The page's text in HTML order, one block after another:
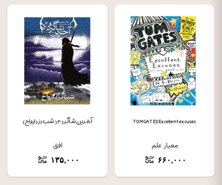
TOM GATES Excellent excuses
معیار علم
۶۶۰,۰۰۰
آخرین شاگرد ۳ ( شب دزد ارواح)
افق
۱۳۵,۰۰۰